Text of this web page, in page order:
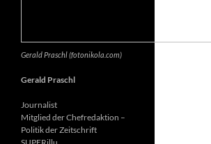
Gerald Praschl (fotonikola.com)
Gerald Praschl
Journalist
Mitglied der Chefredaktion –
Politik der Zeitschrift